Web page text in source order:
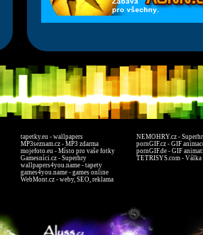
tapetky.eu - wallpapers
MP3seznam.cz - MP3 zdarma
mojefoto.eu - Místo pro vaše fotky
Gamesníci.cz - Superhry
wallpapers4you.name - tapety
games4you.name - games online
WebMont.cz - weby, SEO, reklama
NEMOHRY.cz -
pornGIF.cz - GIF
pornGIF.de - GIF
TETRISYS.com - Válka